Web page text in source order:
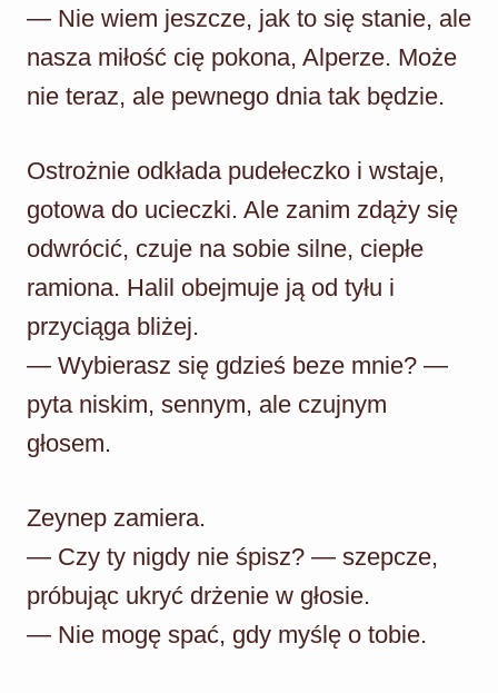
— Nie wiem jeszcze, jak to się stanie, ale
nasza miłość cię pokona, Alperze. Może
nie teraz, ale pewnego dnia tak będzie.
Ostrożnie odkłada pudełeczko i wstaje,
gotowa do ucieczki. Ale zanim zdąży się
odwrócić, czuje na sobie silne, ciepłe
ramiona. Halil obejmuje ją od tyłu i
przyciąga bliżej.
— Wybierasz się gdzieś beze mnie? —
pyta niskim, sennym, ale czujnym
głosem.
Zeynep zamiera.
— Czy ty nigdy nie śpisz? — szepcze,
próbując ukryć drżenie w głosie.
— Nie mogę spać, gdy myślę o tobie.